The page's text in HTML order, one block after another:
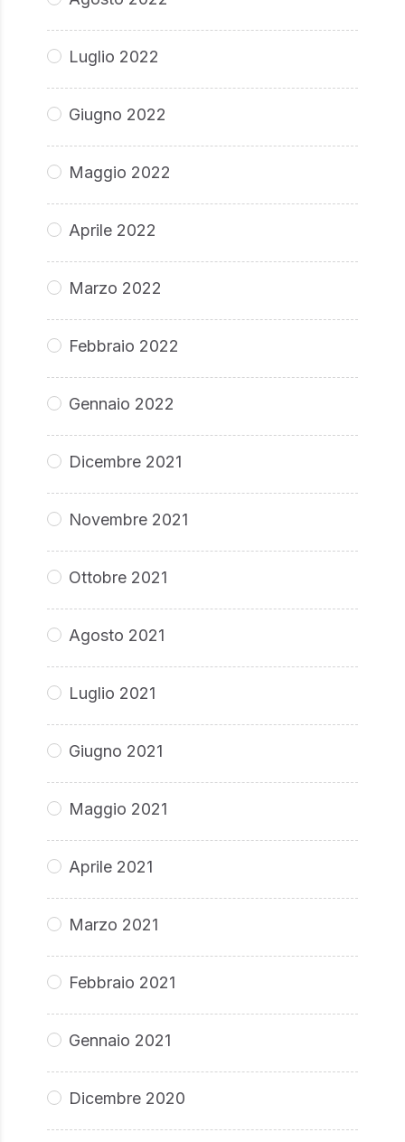
Luglio 2022
Giugno 2022
Maggio 2022
Aprile 2022
Marzo 2022
Febbraio 2022
Gennaio 2022
Dicembre 2021
Novembre 2021
Ottobre 2021
Agosto 2021
Luglio 2021
Giugno 2021
Maggio 2021
Aprile 2021
Marzo 2021
Febbraio 2021
Gennaio 2021
Dicembre 2020